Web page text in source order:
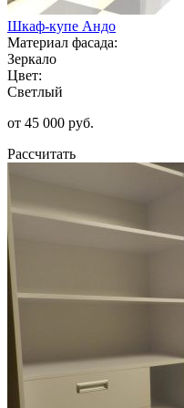
Шкаф-купе Андо
Материал фасада:
Зеркало
Цвет:
Светлый
от 45 000 руб.
Рассчитать